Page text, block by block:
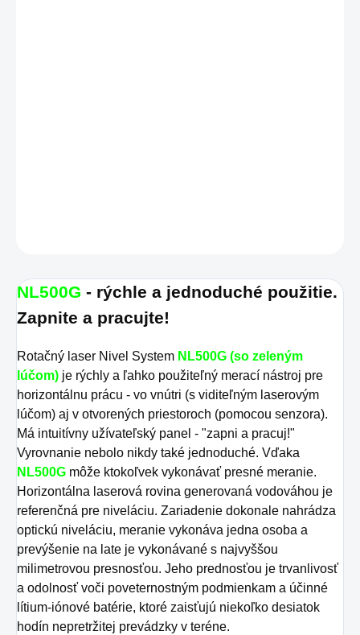
NL500G - rýchle a jednoduché použitie.
Zapnite a pracujte!
Rotačný laser Nivel System NL500G (so zeleným
lúčom) je rýchly a ľahko použiteľný merací nástroj pre
horizontálnu prácu - vo vnútri (s viditeľným laserovým
lúčom) aj v otvorených priestoroch (pomocou senzora).
Má intuitívny užívateľský panel - "zapni a pracuj!"
Vyrovnanie nebolo nikdy také jednoduché. Vďaka
NL500G môže ktokoľvek vykonávať presné meranie.
Horizontálna laserová rovina generovaná vodováhou je
referenčná pre niveláciu. Zariadenie dokonale nahrádza
optickú niveláciu, meranie vykonáva jedna osoba a
prevýšenie na late je vykonávané s najvyššou
milimetrovou presnosťou. Jeho prednosťou je trvanlivosť
a odolnosť voči poveternostným podmienkam a účinné
lítium-iónové batérie, ktoré zaisťujú niekoľko desiatok
hodín nepretržitej prevádzky v teréne.